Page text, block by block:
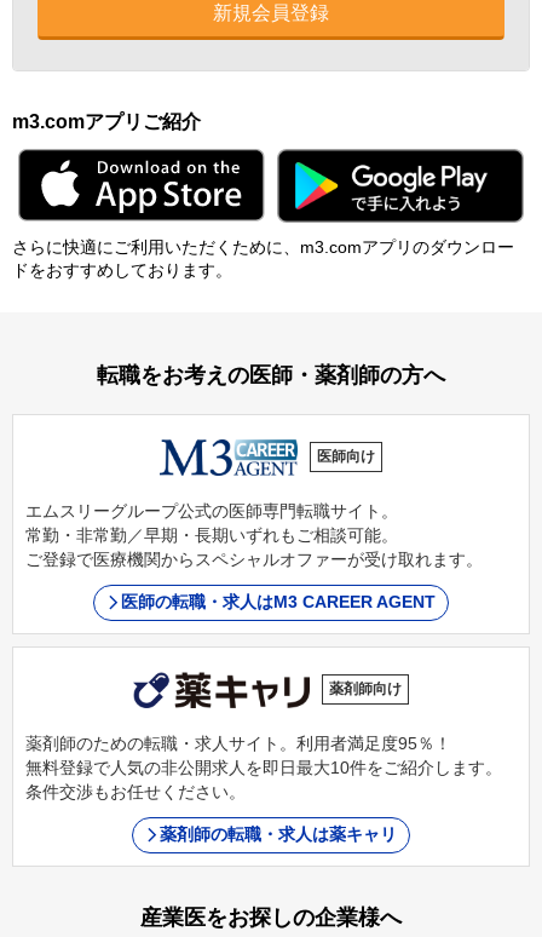
新規会員登録
m3.comアプリご紹介
さらに快適にご利⽤いただくために、m3.comアプリのダウンロー
ドをおすすめしております。
転職をお考えの医師・薬剤師の方へ
医師向け
エムスリーグループ公式の医師専門転職サイト。
常勤・非常勤／早期・長期いずれもご相談可能。
ご登録で医療機関からスペシャルオファーが受け取れます。
医師の転職・求人はM3 CAREER AGENT
薬剤師向け
薬剤師のための転職・求人サイト。利用者満足度95％！
無料登録で人気の非公開求人を即日最大10件をご紹介します。
条件交渉もお任せください。
薬剤師の転職・求人は薬キャリ
産業医をお探しの企業様へ